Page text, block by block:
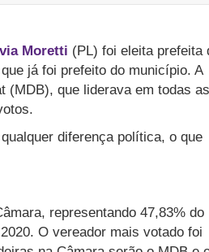
Moretti (PL) foi eleita prefeita
já foi prefeito do município. A
(MDB), que liderava em todas as
diferença política, o que
representando 47,83% do
O vereador mais votado foi